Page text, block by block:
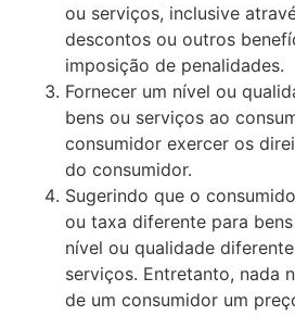
ou serviços, inclusive
descontos ou outros
imposição de penalidades.
Fornecer um nível ou
bens ou serviços ao
consumidor exercer os
do consumidor.
Sugerindo que o
ou taxa diferente para
nível ou qualidade
serviços. Entretanto, nada
de um consumidor um